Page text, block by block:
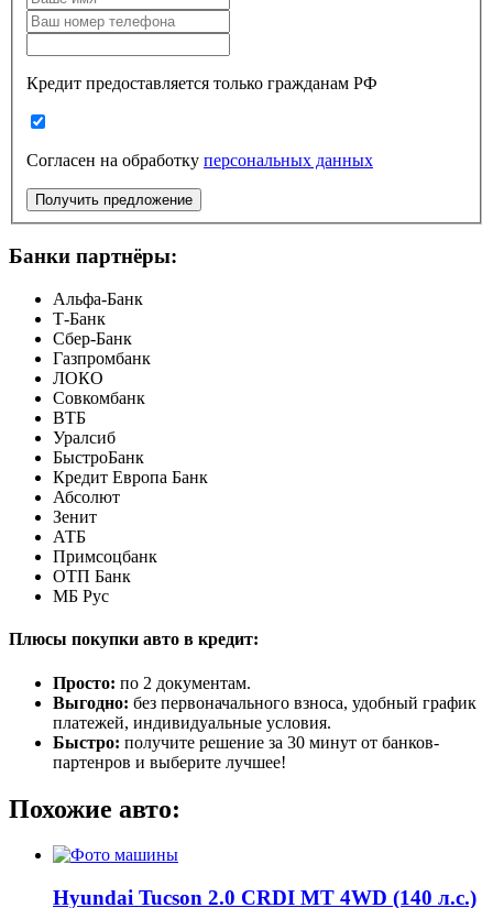
Кредит предоставляется только гражданам РФ
Согласен на обработку персональных данных
Получить предложение
Банки партнёры:
Альфа-Банк
Т-Банк
Сбер-Банк
Газпромбанк
ЛОКО
Совкомбанк
ВТБ
Уралсиб
БыстроБанк
Кредит Европа Банк
Абсолют
Зенит
АТБ
Примсоцбанк
ОТП Банк
МБ Рус
Плюсы покупки авто в кредит:
Просто: по 2 документам.
Выгодно: без первоначального взноса, удобный график
платежей, индивидуальные условия.
Быстро: получите решение за 30 минут от банков-
партенров и выберите лучшее!
Похожие авто:
Hyundai Tucson 2.0 CRDI MT 4WD (140 л.с.)